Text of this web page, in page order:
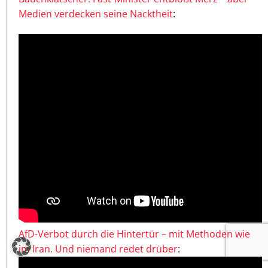
Medien verdecken seine Nacktheit:
AfD-Verbot durch die Hintertür – mit Methoden wie
im Iran. Und niemand redet drüber: